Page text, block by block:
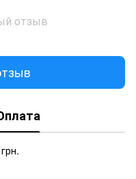
отзыв